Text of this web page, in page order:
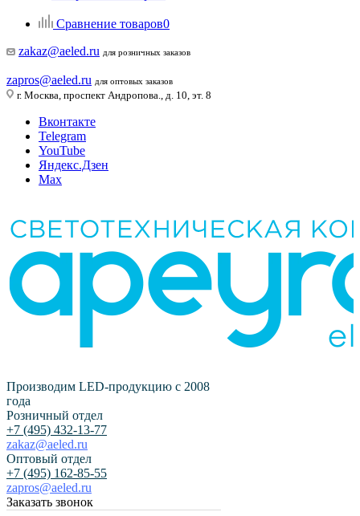
Сравнение товаров0
zakaz@aeled.ru для розничных заказов
zapros@aeled.ru для оптовых заказов
г. Москва, проспект Андропова., д. 10, эт. 8
Вконтакте
Telegram
YouTube
Яндекс.Дзен
Max
Производим LED-продукцию с 2008
года
Розничный отдел
+7 (495) 432-13-77
zakaz@aeled.ru
Оптовый отдел
+7 (495) 162-85-55
zapros@aeled.ru
Заказать звонок